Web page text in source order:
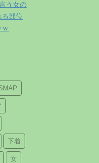
う女の
部位
下着
女